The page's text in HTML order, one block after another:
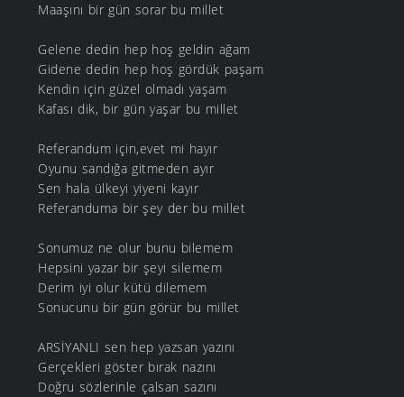
Maaşını bir gün sorar bu millet
Gelene dedin hep hoş geldin ağam
Gidene dedin hep hoş gördük paşam
Kendin için güzel olmadı yaşam
Kafası dik, bir gün yaşar bu millet
Referandum için,evet mi hayır
Oyunu sandığa gitmeden ayır
Sen hala ülkeyi yiyeni kayır
Referanduma bir şey der bu millet
Sonumuz ne olur bunu bilemem
Hepsini yazar bir şeyi silemem
Derim iyi olur kütü dilemem
Sonucunu bir gün görür bu millet
ARSİYANLI sen hep yazsan yazını
Gerçekleri göster bırak nazını
Doğru sözlerinle çalsan sazını